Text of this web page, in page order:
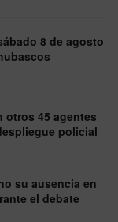
8 de agosto
otros 45 agentes
policial
su ausencia en
el debate